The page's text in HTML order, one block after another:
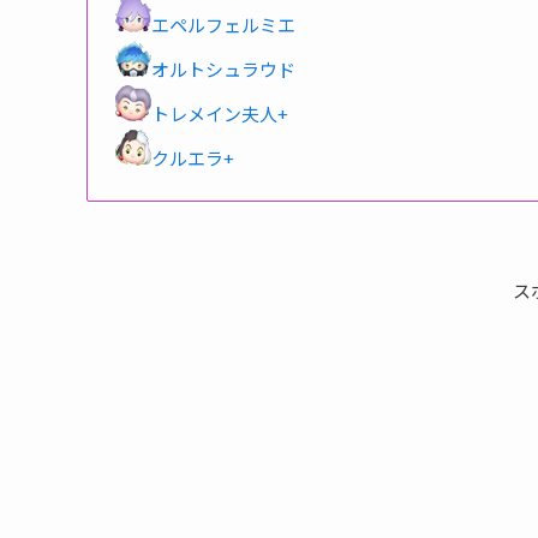
エペルフェルミエ
オルトシュラウド
トレメイン夫人+
クルエラ+
ス